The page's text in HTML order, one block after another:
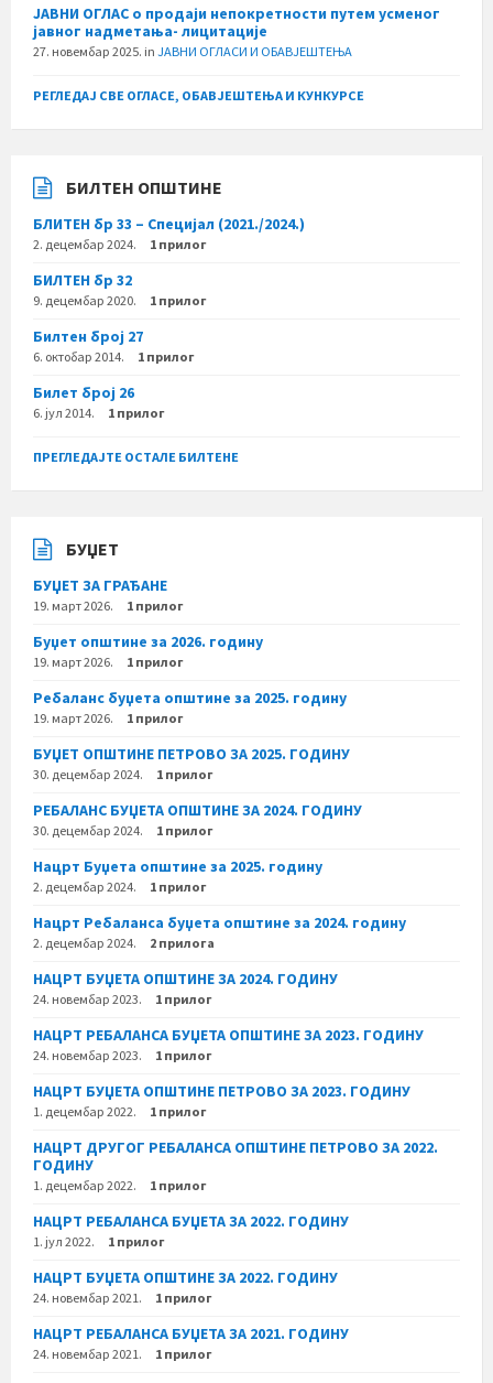
ЈАВНИ ОГЛАС о продаји непокретности путем усменог
јавног надметања- лицитације
27. новембар 2025. in ЈАВНИ ОГЛАСИ И ОБАВЈЕШТЕЊА
РЕГЛЕДАЈ СВЕ ОГЛАСЕ, ОБАВЈЕШТЕЊА И КУНКУРСЕ
БИЛТЕН ОПШТИНЕ
БЛИТЕН бр 33 – Специјал (2021./2024.)
2. децембар 2024. 1 прилог
БИЛТЕН бр 32
9. децембар 2020. 1 прилог
Билтен број 27
6. октобар 2014. 1 прилог
Билет број 26
6. јул 2014. 1 прилог
ПРЕГЛЕДАЈТЕ ОСТАЛЕ БИЛТЕНЕ
БУЏЕТ
БУЏЕТ ЗА ГРАЂАНЕ
19. март 2026. 1 прилог
Буџет општине за 2026. годину
19. март 2026. 1 прилог
Ребаланс буџета општине за 2025. годину
19. март 2026. 1 прилог
БУЏЕТ ОПШТИНЕ ПЕТРОВО ЗА 2025. ГОДИНУ
30. децембар 2024. 1 прилог
РЕБАЛАНС БУЏЕТА ОПШТИНЕ ЗА 2024. ГОДИНУ
30. децембар 2024. 1 прилог
Нацрт Буџета општине за 2025. годину
2. децембар 2024. 1 прилог
Нацрт Ребаланса буџета општине за 2024. годину
2. децембар 2024. 2 прилога
НАЦРТ БУЏЕТА ОПШТИНЕ ЗА 2024. ГОДИНУ
24. новембар 2023. 1 прилог
НАЦРТ РЕБАЛАНСА БУЏЕТА ОПШТИНЕ ЗА 2023. ГОДИНУ
24. новембар 2023. 1 прилог
НАЦРТ БУЏЕТА ОПШТИНЕ ПЕТРОВО ЗА 2023. ГОДИНУ
1. децембар 2022. 1 прилог
НАЦРТ ДРУГОГ РЕБАЛАНСА ОПШТИНЕ ПЕТРОВО ЗА 2022.
ГОДИНУ
1. децембар 2022. 1 прилог
НАЦРТ РЕБАЛАНСА БУЏЕТА ЗА 2022. ГОДИНУ
1. јул 2022. 1 прилог
НАЦРТ БУЏЕТА ОПШТИНЕ ЗА 2022. ГОДИНУ
24. новембар 2021. 1 прилог
НАЦРТ РЕБАЛАНСА БУЏЕТА ЗА 2021. ГОДИНУ
24. новембар 2021. 1 прилог